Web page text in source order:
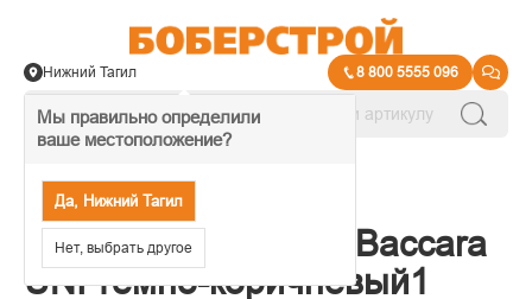
Мы правильно определили
ваше местоположение?
Да, Нижний Тагил
Нет, выбрать другое
Нижний Тагил 8 800 5555 096
Обои компакт.флиз Baccara
UNI темно-коричневый1